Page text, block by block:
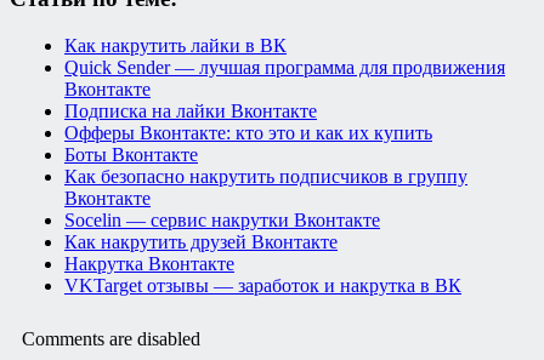
Как накрутить лайки в ВК
Quick Sender — лучшая программа для продвижения
Вконтакте
Подписка на лайки Вконтакте
Офферы Вконтакте: кто это и как их купить
Боты Вконтакте
Как безопасно накрутить подписчиков в группу
Вконтакте
Socelin — сервис накрутки Вконтакте
Как накрутить друзей Вконтакте
Накрутка Вконтакте
VKTarget отзывы — заработок и накрутка в ВК
Comments are disabled